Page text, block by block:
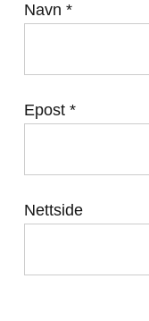
Navn *
Epost *
Nettside